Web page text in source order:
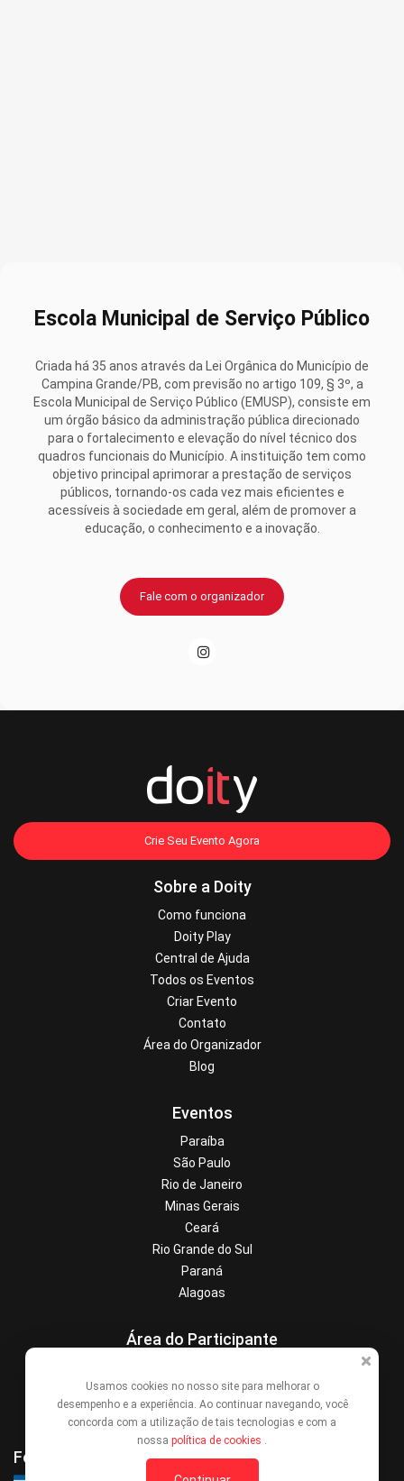
Escola Municipal de Serviço Público
Criada há 35 anos através da Lei Orgânica do Município de
Campina Grande/PB, com previsão no artigo 109, § 3º, a
Escola Municipal de Serviço Público (EMUSP), consiste em
um órgão básico da administração pública direcionado
para o fortalecimento e elevação do nível técnico dos
quadros funcionais do Município. A instituição tem como
objetivo principal aprimorar a prestação de serviços
públicos, tornando-os cada vez mais eficientes e
acessíveis à sociedade em geral, além de promover a
educação, o conhecimento e a inovação.
Fale com o organizador
Crie Seu Evento Agora
Sobre a Doity
Como funciona
Doity Play
Central de Ajuda
Todos os Eventos
Criar Evento
Contato
Área do Organizador
Blog
Eventos
Paraíba
São Paulo
Rio de Janeiro
Minas Gerais
Ceará
Rio Grande do Sul
Paraná
Alagoas
Área do Participante
Denunciar este evento
Contato
Formas de Pagamento
Usamos cookies no nosso site para melhorar o
desempenho e a experiência. Ao continuar navegando, você
concorda com a utilização de tais tecnologias e com a
nossa política de cookies .